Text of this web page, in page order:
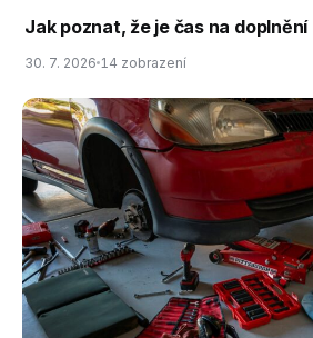
Jak poznat, že je čas na
30. 7. 2026 14 zobrazení